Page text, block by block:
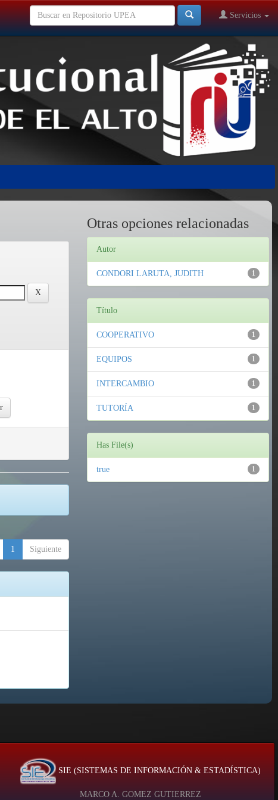
Servicios
1 Siguiente
Otras opciones relacionadas
Autor
1
CONDORI LARUTA, JUDITH
Título
1
COOPERATIVO
1
EQUIPOS
1
INTERCAMBIO
1
TUTORÍA
Has File(s)
1
true
SIE (SISTEMAS DE INFORMACIÓN & ESTADÍSTICA)
MARCO A. GOMEZ GUTIERREZ